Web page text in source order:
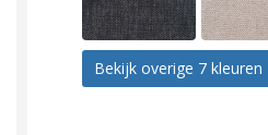
Bekijk overige 7 kleuren